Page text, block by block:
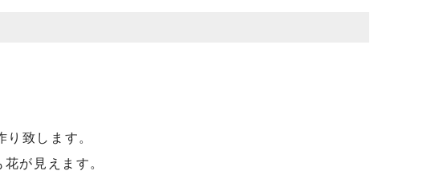
致します。
が見えます。